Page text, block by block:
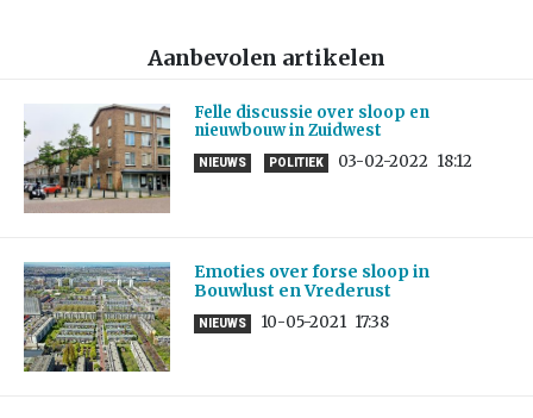
Aanbevolen artikelen
Felle discussie over sloop en
nieuwbouw in Zuidwest
NIEUWS POLITIEK 03-02-2022 18:12
Emoties over forse sloop in
Bouwlust en Vrederust
NIEUWS 10-05-2021 17:38